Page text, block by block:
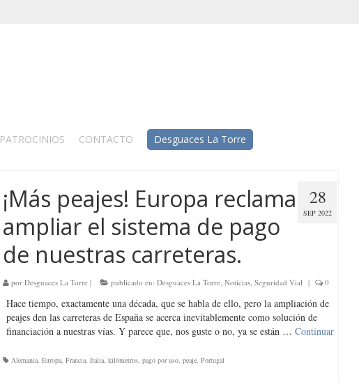
PATROCINIOS CONTACTO Desguaces La Torre
28
SEP 2022
¡Más peajes! Europa reclama
ampliar el sistema de pago
de nuestras carreteras.
por Desguaces La Torre| publicado en: Desguaces La Torre, Noticias, Seguridad Vial | 0
Hace tiempo, exactamente una década, que se habla de ello, pero la ampliación de
peajes den las carreteras de España se acerca inevitablemente como solución de
financiación a nuestras vías. Y parece que, nos guste o no, ya se están … Continuar
Alemania, Europa, Francia, Italia, kilómetros, pago por uso, peaje, Portugal